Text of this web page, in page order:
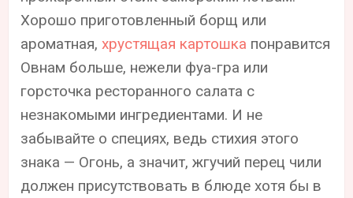
Хорошо приготовленный борщ или
ароматная,хрустящая картошка понравится
Овнам больше, нежели фуа-гра или
горсточка ресторанного салата с
незнакомыми ингредиентами. И не
забывайте о специях, ведь стихия этого
знака — Огонь, а значит, жгучий перец чили
должен присутствовать в блюде хотя бы в